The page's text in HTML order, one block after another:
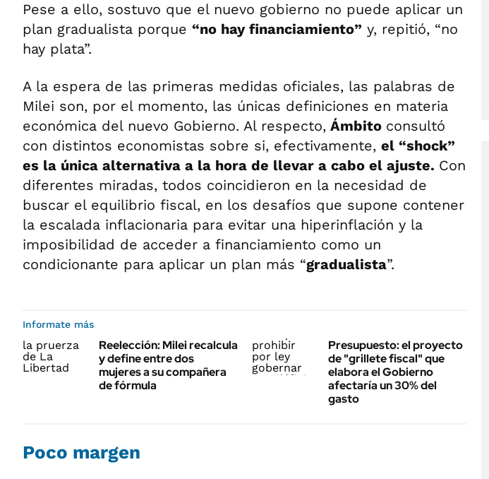
Pese a ello, sostuvo que el nuevo gobierno no puede aplicar un
plan gradualista porque “no hay financiamiento” y, repitió, “no
hay plata”.
A la espera de las primeras medidas oficiales, las palabras de
Milei son, por el momento, las únicas definiciones en materia
económica del nuevo Gobierno. Al respecto, Ámbito consultó
con distintos economistas sobre si, efectivamente, el “shock”
es la única alternativa a la hora de llevar a cabo el ajuste. Con
diferentes miradas, todos coincidieron en la necesidad de
buscar el equilibrio fiscal, en los desafíos que supone contener
la escalada inflacionaria para evitar una hiperinflación y la
imposibilidad de acceder a financiamiento como un
condicionante para aplicar un plan más “gradualista”.
Informate más
Reelección: Milei recalcula
y define entre dos
mujeres a su compañera
de fórmula
Presupuesto: el proyecto
de "grillete fiscal" que
elabora el Gobierno
afectaría un 30% del
gasto
Poco margen